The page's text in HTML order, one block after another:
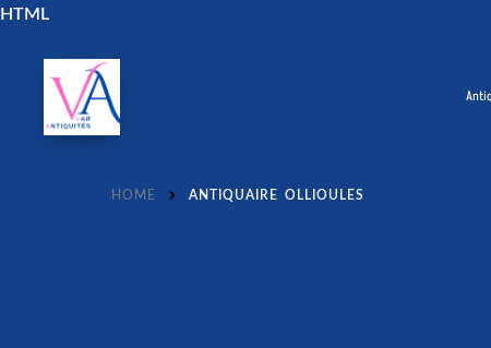
HTML
HOME ANTIQUAIRE OLLIOULES